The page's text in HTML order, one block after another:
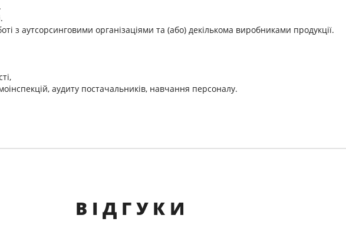
з аутсорсинговими організаціями та (або) декількома виробниками продукції.
аудиту постачальників, навчання персоналу.
ВІДГУКИ